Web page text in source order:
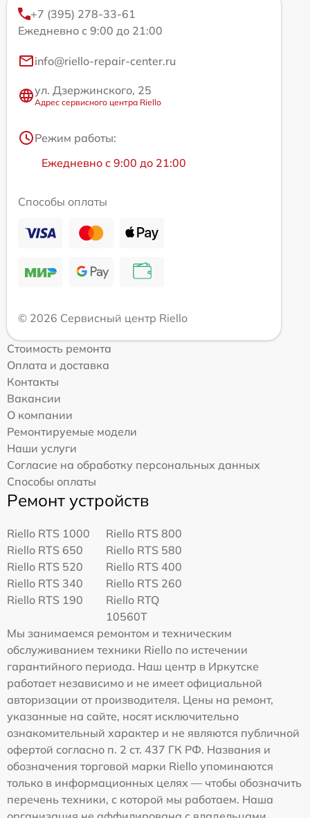
+7 (395) 278-33-61
Ежедневно с 9:00 до 21:00
info@riello-repair-center.ru
ул. Дзержинского, 25
Адрес сервисного центра Riello
Режим работы:
Ежедневно с 9:00 до 21:00
Способы оплаты
© 2026 Сервисный центр Riello
Стоимость ремонта
Оплата и доставка
Контакты
Вакансии
О компании
Ремонтируемые модели
Наши услуги
Согласие на обработку персональных данных
Способы оплаты
Ремонт устройств
Riello RTS 1000
Riello RTS 800
Riello RTS 650
Riello RTS 580
Riello RTS 520
Riello RTS 400
Riello RTS 340
Riello RTS 260
Riello RTS 190
Riello RTQ
10560T
Мы занимаемся ремонтом и техническим
обслуживанием техники Riello по истечении
гарантийного периода. Наш центр в Иркутске
работает независимо и не имеет официальной
авторизации от производителя. Цены на ремонт,
указанные на сайте, носят исключительно
ознакомительный характер и не являются публичной
офертой согласно п. 2 ст. 437 ГК РФ. Названия и
обозначения торговой марки Riello упоминаются
только в информационных целях — чтобы обозначить
перечень техники, с которой мы работаем. Наша